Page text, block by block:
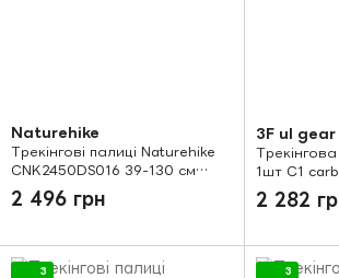
Naturehike
Трекінгові палиці Naturehike
CNK2450DS016 39-130 см
green
2 496 грн
3F ul gear
1шт C1
2 282
3 3